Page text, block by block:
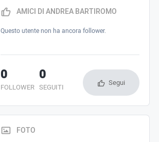
AMICI DI ANDREA BARTIROMO
Questo utente non ha ancora follower.
FOLLOWER
0
SEGUITI
0 Segui
FOTO